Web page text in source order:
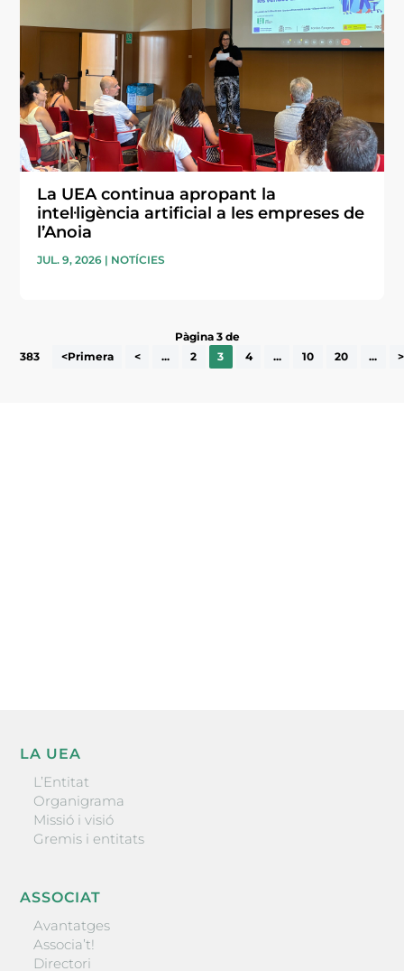
La UEA continua apropant la
intel·ligència artificial a les empreses de
l’Anoia
JUL. 9, 2026 | NOTÍCIES
Pàgina 3 de
383
<Primera < ... 2 3 4 ... 10 20 ... >
LA UEA
L’Entitat
Organigrama
Missió i visió
Gremis i entitats
ASSOCIAT
Avantatges
Associa’t!
Directori